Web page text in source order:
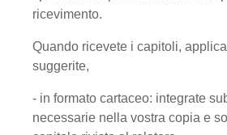
ricevimento.
Quando ricevete i capitoli,
suggerite,
- in formato cartaceo: integrate
necessarie nella vostra copia e